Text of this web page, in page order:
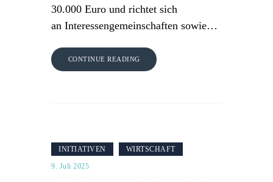
30.000 Euro und richtet sich
an Interessengemeinschaften sowie…
CONTINUE READING
INITIATIVEN WIRTSCHAFT
9. Juli 2025